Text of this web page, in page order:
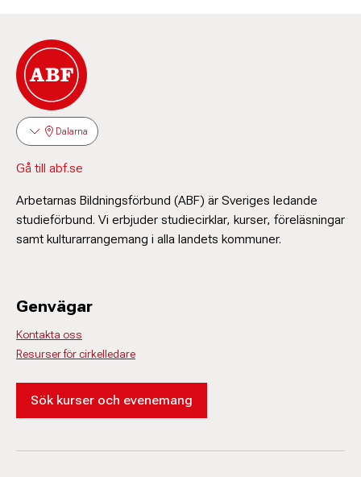
Dalarna
Gå till abf.se
Arbetarnas Bildningsförbund (ABF) är Sveriges ledande
studieförbund. Vi erbjuder studiecirklar, kurser, föreläsningar
samt kulturarrangemang i alla landets kommuner.
Genvägar
Kontakta oss
Resurser för cirkelledare
Sök kurser och evenemang